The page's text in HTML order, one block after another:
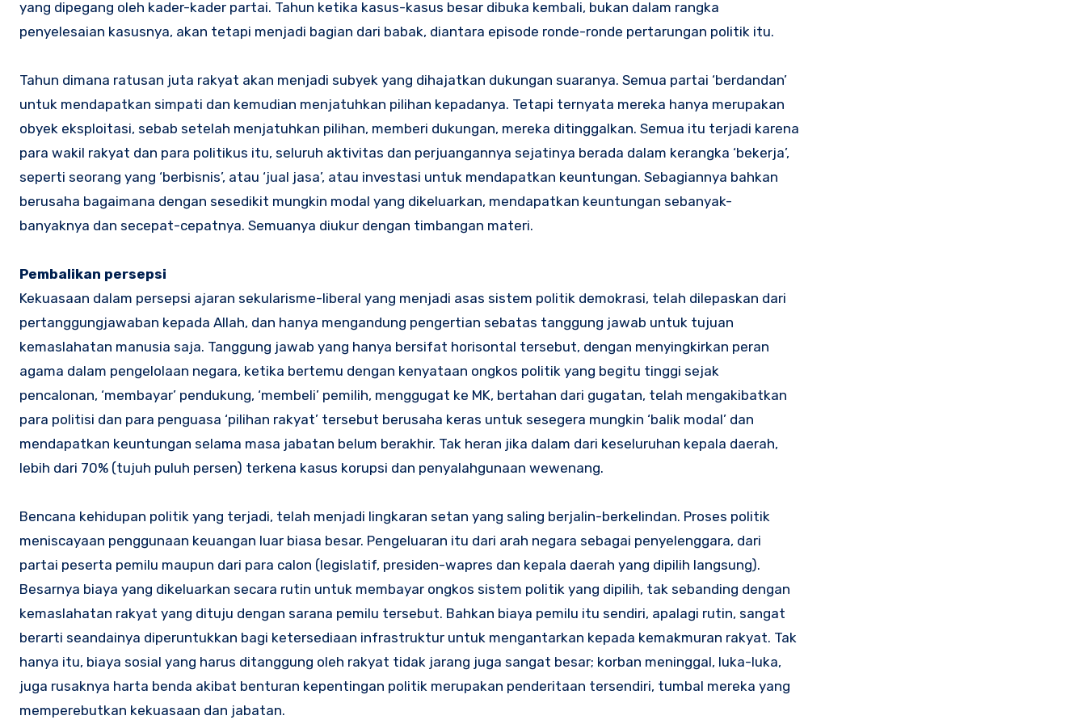
yang dipegang oleh kader-kader partai. Tahun ketika kasus-kasus besar dibuka kembali, bukan dalam rangka
penyelesaian kasusnya, akan tetapi menjadi bagian dari babak, diantara episode ronde-ronde pertarungan politik itu.
Tahun dimana ratusan juta rakyat akan menjadi subyek yang dihajatkan dukungan suaranya. Semua partai ‘berdandan’
untuk mendapatkan simpati dan kemudian menjatuhkan pilihan kepadanya. Tetapi ternyata mereka hanya merupakan
obyek eksploitasi, sebab setelah menjatuhkan pilihan, memberi dukungan, mereka ditinggalkan. Semua itu terjadi karena
para wakil rakyat dan para politikus itu, seluruh aktivitas dan perjuangannya sejatinya berada dalam kerangka ‘bekerja’,
seperti seorang yang ‘berbisnis’, atau ‘jual jasa’, atau investasi untuk mendapatkan keuntungan. Sebagiannya bahkan
berusaha bagaimana dengan sesedikit mungkin modal yang dikeluarkan, mendapatkan keuntungan sebanyak-
banyaknya dan secepat-cepatnya. Semuanya diukur dengan timbangan materi.
Pembalikan persepsi
Kekuasaan dalam persepsi ajaran sekularisme-liberal yang menjadi asas sistem politik demokrasi, telah dilepaskan dari
pertanggungjawaban kepada Allah, dan hanya mengandung pengertian sebatas tanggung jawab untuk tujuan
kemaslahatan manusia saja. Tanggung jawab yang hanya bersifat horisontal tersebut, dengan menyingkirkan peran
agama dalam pengelolaan negara, ketika bertemu dengan kenyataan ongkos politik yang begitu tinggi sejak
pencalonan, ‘membayar’ pendukung, ‘membeli’ pemilih, menggugat ke MK, bertahan dari gugatan, telah mengakibatkan
para politisi dan para penguasa ‘pilihan rakyat’ tersebut berusaha keras untuk sesegera mungkin ‘balik modal’ dan
mendapatkan keuntungan selama masa jabatan belum berakhir. Tak heran jika dalam dari keseluruhan kepala daerah,
lebih dari 70% (tujuh puluh persen) terkena kasus korupsi dan penyalahgunaan wewenang.
Bencana kehidupan politik yang terjadi, telah menjadi lingkaran setan yang saling berjalin-berkelindan. Proses politik
meniscayaan penggunaan keuangan luar biasa besar. Pengeluaran itu dari arah negara sebagai penyelenggara, dari
partai peserta pemilu maupun dari para calon (legislatif, presiden-wapres dan kepala daerah yang dipilih langsung).
Besarnya biaya yang dikeluarkan secara rutin untuk membayar ongkos sistem politik yang dipilih, tak sebanding dengan
kemaslahatan rakyat yang dituju dengan sarana pemilu tersebut. Bahkan biaya pemilu itu sendiri, apalagi rutin, sangat
berarti seandainya diperuntukkan bagi ketersediaan infrastruktur untuk mengantarkan kepada kemakmuran rakyat. Tak
hanya itu, biaya sosial yang harus ditanggung oleh rakyat tidak jarang juga sangat besar; korban meninggal, luka-luka,
juga rusaknya harta benda akibat benturan kepentingan politik merupakan penderitaan tersendiri, tumbal mereka yang
memperebutkan kekuasaan dan jabatan.